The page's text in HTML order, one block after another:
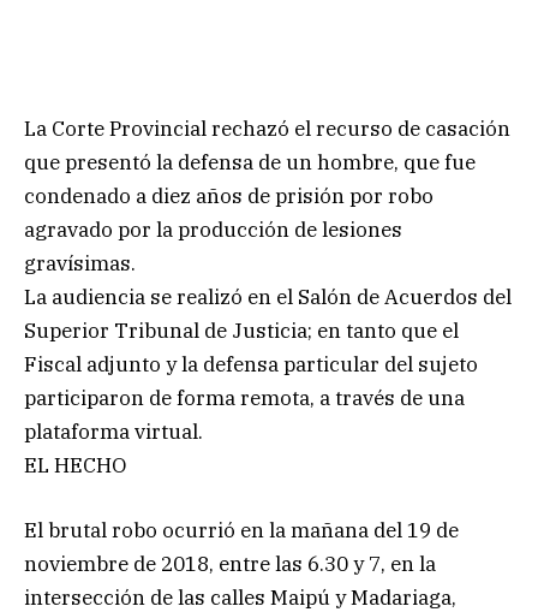
La Corte Provincial rechazó el recurso de casación
que presentó la defensa de un hombre, que fue
condenado a diez años de prisión por robo
agravado por la producción de lesiones
gravísimas.
La audiencia se realizó en el Salón de Acuerdos del
Superior Tribunal de Justicia; en tanto que el
Fiscal adjunto y la defensa particular del sujeto
participaron de forma remota, a través de una
plataforma virtual.
EL HECHO
El brutal robo ocurrió en la mañana del 19 de
noviembre de 2018, entre las 6.30 y 7, en la
intersección de las calles Maipú y Madariaga,